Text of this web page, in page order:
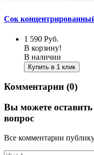
Сок
1 590 Руб.
В корзину!
В наличии
Купить в 1 клик
Комментарии (0)
Вы можете
вопрос
Все комментарии